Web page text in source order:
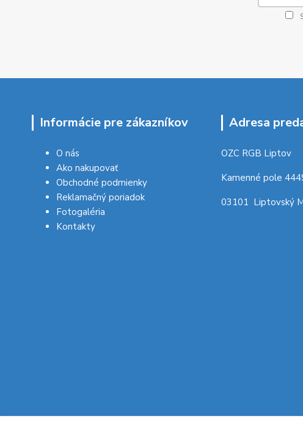
Informácie pre zákazníkov
O nás
Ako nakupovať
Obchodné podmienky
Reklamačný poriadok
Fotogaléria
Kontakty
Adresa
OZC RGB Liptov
Kamenné pole
03101 Liptovský